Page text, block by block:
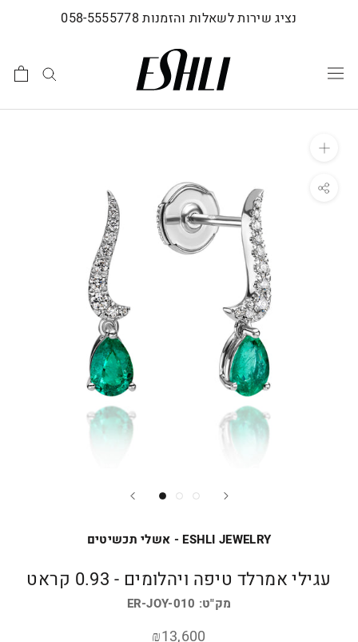
נציג שירות לשאלות והזמנות 058-5555778
ESHLI JEWELRY - אשלי תכשיטים
עגילי אמרלד טיפה ויהלומים - 0.93 קראט
מק"ט: ER-JOY-010
₪13,600